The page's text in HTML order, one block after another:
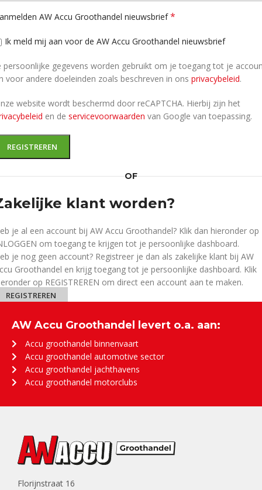
AW Accu Groothandel nieuwsbrief*
Ik meld mij aan voor de AW Accu Groothandel nieuwsbrief
persoonlijke gegevens worden gebruikt om je toegang tot je
voor andere doeleinden zoals beschreven in ons privacybeleid.
website wordt beschermd door reCAPTCHA. Hierbij zijn het
en de servicevoorwaarden van Google van toepassing.
REGISTREREN
OF
klant worden?
je al een account bij AW Accu Groothandel? Klik dan hieronder op
om toegang te krijgen tot je persoonlijke dashboard.
je nog geen account? Registreer je dan als zakelijke klant bij AW
Groothandel en krijg toegang tot je persoonlijke dashboard. Klik
op REGISTREREN om direct een account aan te maken.
REGISTREREN
AW Accu Groothandel levert o.a. aan:
Accu groothandel binnenvaart
Accu groothandel automotive sector
Accu groothandel jachthavens
Accu groothandel motorclubs
Florijnstraat 16